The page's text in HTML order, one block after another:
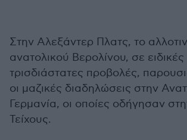
Στην Αλεξάντερ Πλατς, το
ανατολικού Βερολίνου, σε ειδικές
τρισδιάστατες προβολές,
οι μαζικές διαδηλώσεις στην
Γερμανία, οι οποίες οδήγησαν
Τείχους.